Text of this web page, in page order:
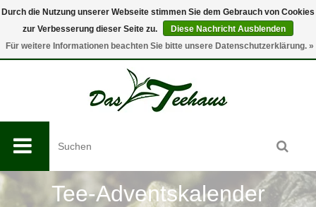
0
Tee-Adventskalender
Durch die Nutzung unserer Webseite stimmen Sie dem Gebrauch von Cookies
zur Verbesserung dieser Seite zu.
Diese Nachricht Ausblenden
Für weitere Informationen beachten Sie bitte unsere Datenschutzerklärung. »